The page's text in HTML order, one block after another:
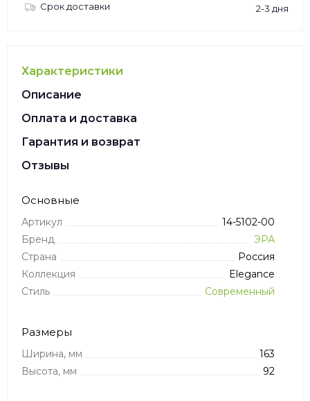
Срок доставки
2-3 дня
Характеристики
Описание
Оплата и доставка
Гарантия и возврат
Отзывы
Основные
Артикул
14-5102-00
Бренд
ЭРА
Страна
Россия
Коллекция
Elegance
Стиль
Современный
Размеры
Ширина, мм
163
Высота, мм
92